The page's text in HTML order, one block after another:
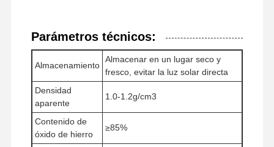
Inicio Productos Videos
Sobre
Parámetros técnicos:
Almacenamiento
Almacenar en un lugar seco y
fresco, evitar la luz solar directa
Densidad
aparente
1.0-1.2g/cm3
Contenido de
óxido de hierro
≥85%